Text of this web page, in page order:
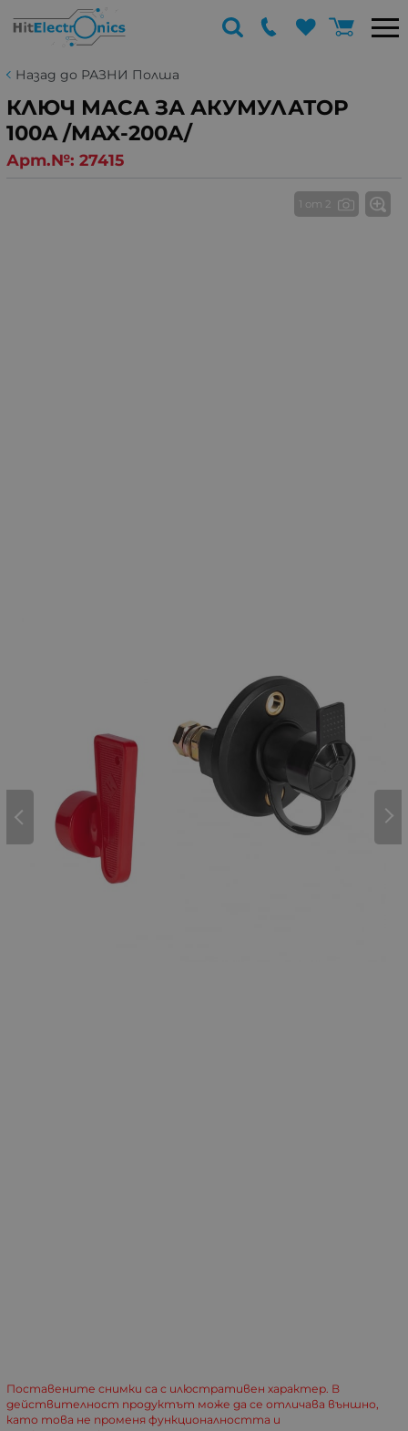
Назад до РАЗНИ Полша
КЛЮЧ МАСА ЗА АКУМУЛАТОР
100A /MAX-200A/
Арт.№: 27415
1 от 2
Поставените снимки са с илюстративен характер. В
действителност продуктът може да се отличава външно,
като това не променя функционалността и